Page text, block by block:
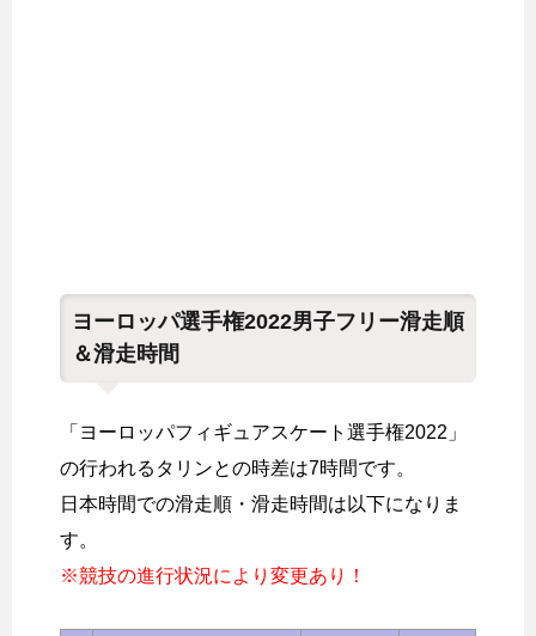
ヨーロッパ選手権2022男子フリー滑走順
＆滑走時間
「ヨーロッパフィギュアスケート選手権2022」
の行われるタリンとの時差は7時間です。
日本時間での滑走順・滑走時間は以下になりま
す。
※競技の進行状況により変更あり！